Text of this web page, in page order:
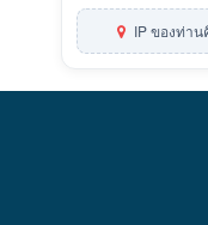
IP ของท่าน